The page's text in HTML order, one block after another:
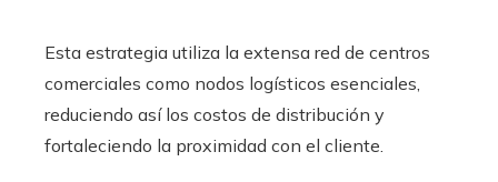
Esta estrategia utiliza la extensa red de centros
comerciales como nodos logísticos esenciales,
reduciendo así los costos de distribución y
fortaleciendo la proximidad con el cliente.